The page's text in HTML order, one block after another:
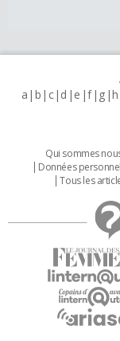
a b c d e f g h
Qui sommes
Données
Tous les